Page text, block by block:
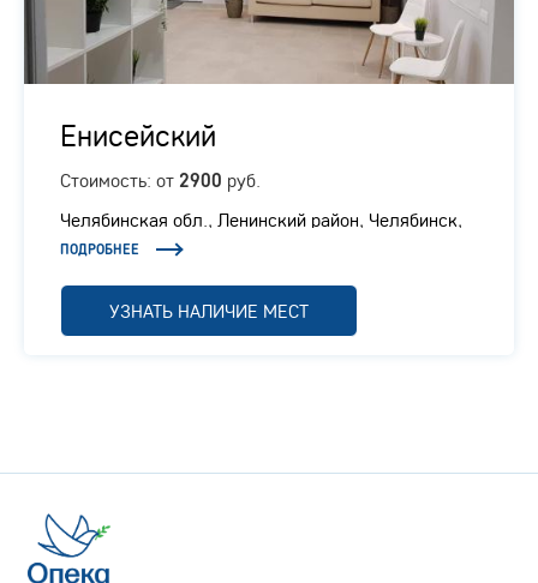
Енисейский
Стоимость: от 2900 руб.
Челябинская обл., ​Ленинский район, Челябинск,
Енисейская, 6
ПОДРОБНЕЕ
УЗНАТЬ НАЛИЧИЕ МЕСТ